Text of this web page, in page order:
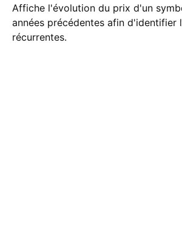
Affiche l'évolution du prix d'un
années précédentes afin d'identifier
récurrentes.